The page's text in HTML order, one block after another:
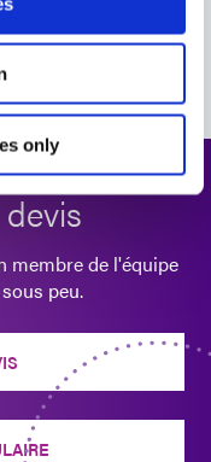
only
qui fonctionnent en
solution
membre de l'équipe
peu.